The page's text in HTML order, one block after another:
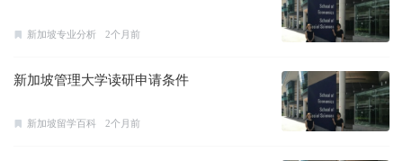
新加坡专业分析 2个月前
新加坡管理大学读研申请条件
新加坡留学百科 2个月前